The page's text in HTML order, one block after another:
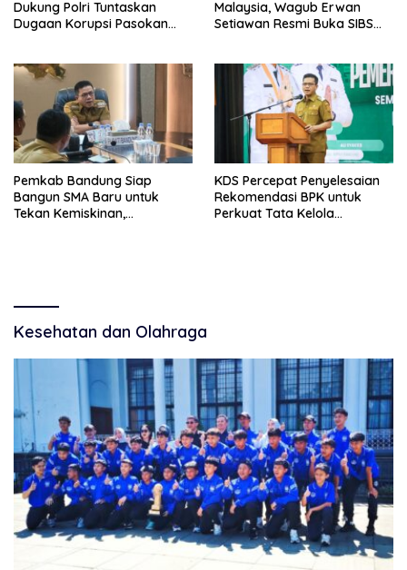
Dukung Polri Tuntaskan
Dugaan Korupsi Pasokan
Malaysia, Wagub Erwan
Setiawan Resmi Buka SIBS
Pemkab Bandung Siap
Bangun SMA Baru untuk
Tekan Kemiskinan,
KDS Percepat Penyelesaian
Rekomendasi BPK untuk
Perkuat Tata Kelola
Kesehatan dan Olahraga